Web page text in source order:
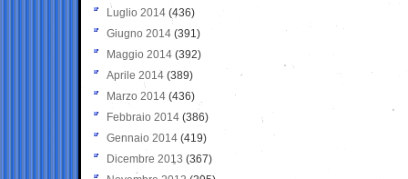
Luglio 2014 (436)
Giugno 2014 (391)
Maggio 2014 (392)
Aprile 2014 (389)
Marzo 2014 (436)
Febbraio 2014 (386)
Gennaio 2014 (419)
Dicembre 2013 (367)